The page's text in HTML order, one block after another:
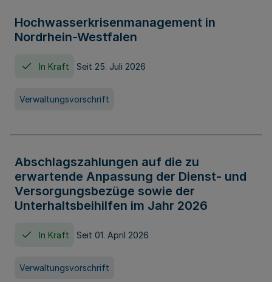
Hochwasserkrisenmanagement in
Nordrhein-Westfalen
In Kraft Seit 25. Juli 2026
Verwaltungsvorschrift
Abschlagszahlungen auf die zu
erwartende Anpassung der Dienst- und
Versorgungsbezüge sowie der
Unterhaltsbeihilfen im Jahr 2026
In Kraft Seit 01. April 2026
Verwaltungsvorschrift